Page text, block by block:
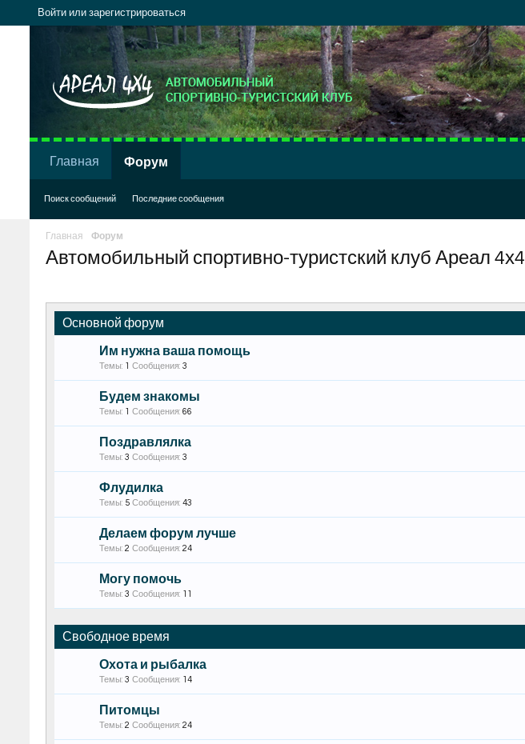
Войти или зарегистрироваться
Главная Форум
Автомобильный спортивно-туристский клуб Ареал 4х4
Основной форум
Им нужна ваша помощь
Темы: 1 Сообщения: 3
Будем знакомы
Темы: 1 Сообщения: 66
Поздравлялка
Темы: 3 Сообщения: 3
Флудилка
Темы: 5 Сообщения: 43
Делаем форум лучше
Темы: 2 Сообщения: 24
Могу помочь
Темы: 3 Сообщения: 11
Свободное время
Охота и рыбалка
Темы: 3 Сообщения: 14
Питомцы
Темы: 2 Сообщения: 24
Главная Форум
Поиск сообщений Последние сообщения